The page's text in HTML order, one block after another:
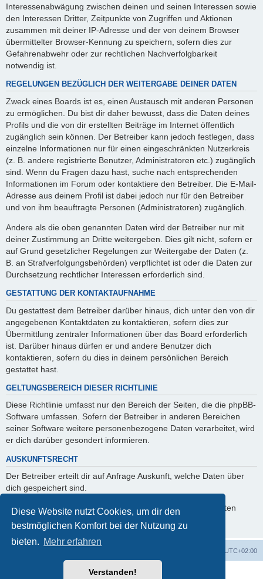
Diese Website nutzt Cookies, um dir den
bestmöglichen Komfort bei der Nutzung zu
bieten. Mehr erfahren
Verstanden!
Interessenabwägung zwischen deinen und seinen Interessen sowie
den Interessen Dritter, Zeitpunkte von Zugriffen und Aktionen
zusammen mit deiner IP-Adresse und der von deinem Browser
übermittelter Browser-Kennung zu speichern, sofern dies zur
Gefahrenabwehr oder zur rechtlichen Nachverfolgbarkeit
notwendig ist.
REGELUNGEN BEZÜGLICH DER WEITERGABE DEINER DATEN
Zweck eines Boards ist es, einen Austausch mit anderen Personen
zu ermöglichen. Du bist dir daher bewusst, dass die Daten deines
Profils und die von dir erstellten Beiträge im Internet öffentlich
zugänglich sein können. Der Betreiber kann jedoch festlegen, dass
einzelne Informationen nur für einen eingeschränkten Nutzerkreis
(z. B. andere registrierte Benutzer, Administratoren etc.) zugänglich
sind. Wenn du Fragen dazu hast, suche nach entsprechenden
Informationen im Forum oder kontaktiere den Betreiber. Die E-Mail-
Adresse aus deinem Profil ist dabei jedoch nur für den Betreiber
und von ihm beauftragte Personen (Administratoren) zugänglich.
Andere als die oben genannten Daten wird der Betreiber nur mit
deiner Zustimmung an Dritte weitergeben. Dies gilt nicht, sofern er
auf Grund gesetzlicher Regelungen zur Weitergabe der Daten (z.
B. an Strafverfolgungsbehörden) verpflichtet ist oder die Daten zur
Durchsetzung rechtlicher Interessen erforderlich sind.
GESTATTUNG DER KONTAKTAUFNAHME
Du gestattest dem Betreiber darüber hinaus, dich unter den von dir
angegebenen Kontaktdaten zu kontaktieren, sofern dies zur
Übermittlung zentraler Informationen über das Board erforderlich
ist. Darüber hinaus dürfen er und andere Benutzer dich
kontaktieren, sofern du dies in deinem persönlichen Bereich
gestattet hast.
GELTUNGSBEREICH DIESER RICHTLINIE
Diese Richtlinie umfasst nur den Bereich der Seiten, die die phpBB-
Software umfassen. Sofern der Betreiber in anderen Bereichen
seiner Software weitere personenbezogene Daten verarbeitet, wird
er dich darüber gesondert informieren.
AUSKUNFTSRECHT
Der Betreiber erteilt dir auf Anfrage Auskunft, welche Daten über
dich gespeichert sind.
Du kannst jederzeit die Löschung bzw. Sperrung deiner Daten
verlangen. Kontaktiere hierzu bitte den Betreiber.
UTC+02:00
Powered byphpBB® Forum Software © phpBB Limited